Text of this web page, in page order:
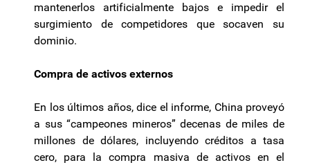
mantenerlos artificialmente bajos e impedir el
surgimiento de competidores que socaven su
dominio.
Compra de activos externos
En los últimos años, dice el informe, China proveyó
a sus “campeones mineros” decenas de miles de
millones de dólares, incluyendo créditos a tasa
cero, para la compra masiva de activos en el